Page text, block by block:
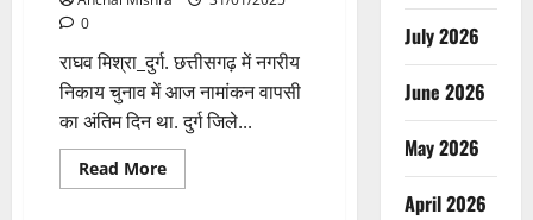
जारी
0
राघव मिश्रा_दुर्ग. छत्तीसगढ़ में नगरीय
निकाय चुनाव में आज नामांकन वापसी
का अंतिम दिन था. दुर्ग जिले...
Read MoreRead
more
July 2026
June 2026
May 2026
April 2026